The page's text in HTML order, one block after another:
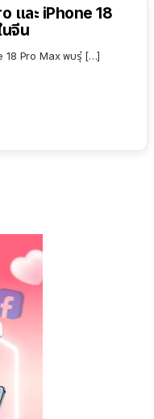
และ iPhone 18
นจีน
18 Pro Max พบรุ่ […]